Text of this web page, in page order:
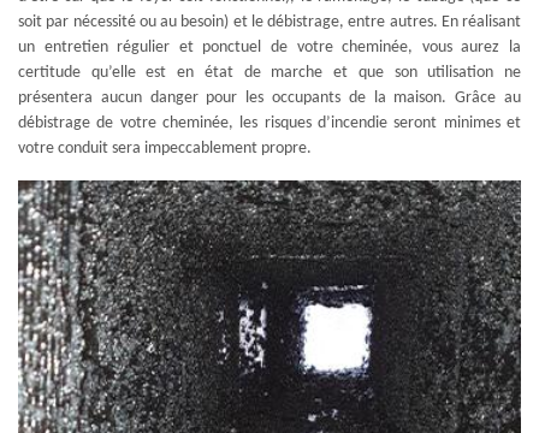
soit par nécessité ou au besoin) et le débistrage, entre autres. En réalisant
un entretien régulier et ponctuel de votre cheminée, vous aurez la
certitude qu’elle est en état de marche et que son utilisation ne
présentera aucun danger pour les occupants de la maison. Grâce au
débistrage de votre cheminée, les risques d’incendie seront minimes et
votre conduit sera impeccablement propre.